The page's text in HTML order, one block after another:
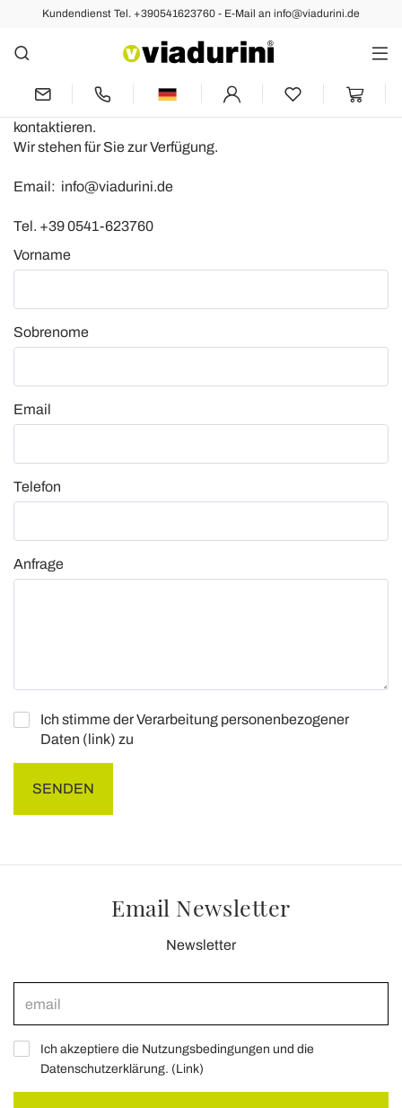
Kundendienst Tel. +390541623760 - E-Mail an info@viadurini.de
Kontakt
Falls Sie weitere Fragen an uns haben oder Informationen
über Produkte benötigen, können Sie uns jederzeit gerne
kontaktieren.
Wir stehen für Sie zur Verfügung.
Email: info@viadurini.de
Tel. +39 0541-623760
Vorname
Sobrenome
Email
Telefon
Anfrage
Ich stimme der Verarbeitung personenbezogener
Daten (link) zu
SENDEN
Email Newsletter
Newsletter
Ich akzeptiere die Nutzungsbedingungen und die
Datenschutzerklärung. (Link)